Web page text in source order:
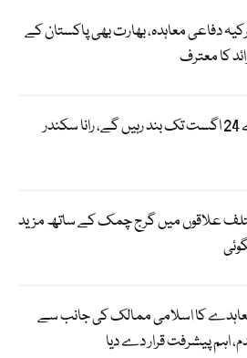
دفاعی معاہدہ، بھارت بھی پاکستان کے
کا معترف
تعلیمی ادارے 24 اگست تک بند رہیں گے، رانا سکندر
علاقوں میں گرج چمک کے ساتھ مزید
کا اسلامی ممالک کی جانب سے
اہم پیشرفت قرار دے دیا